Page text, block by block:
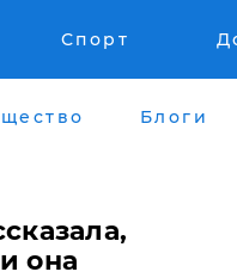
Спорт
Блоги
она